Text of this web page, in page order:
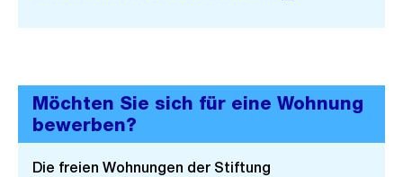
Möchten Sie sich für eine Wohnung
bewerben?
Die freien Wohnungen der Stiftung